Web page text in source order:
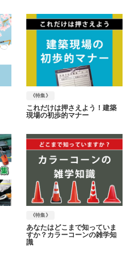
《特集》
これだけは押さえよう！建築
現場の初歩的マナー
《特集》
あなたはどこまで知っていま
すか？カラーコーンの雑学知
識